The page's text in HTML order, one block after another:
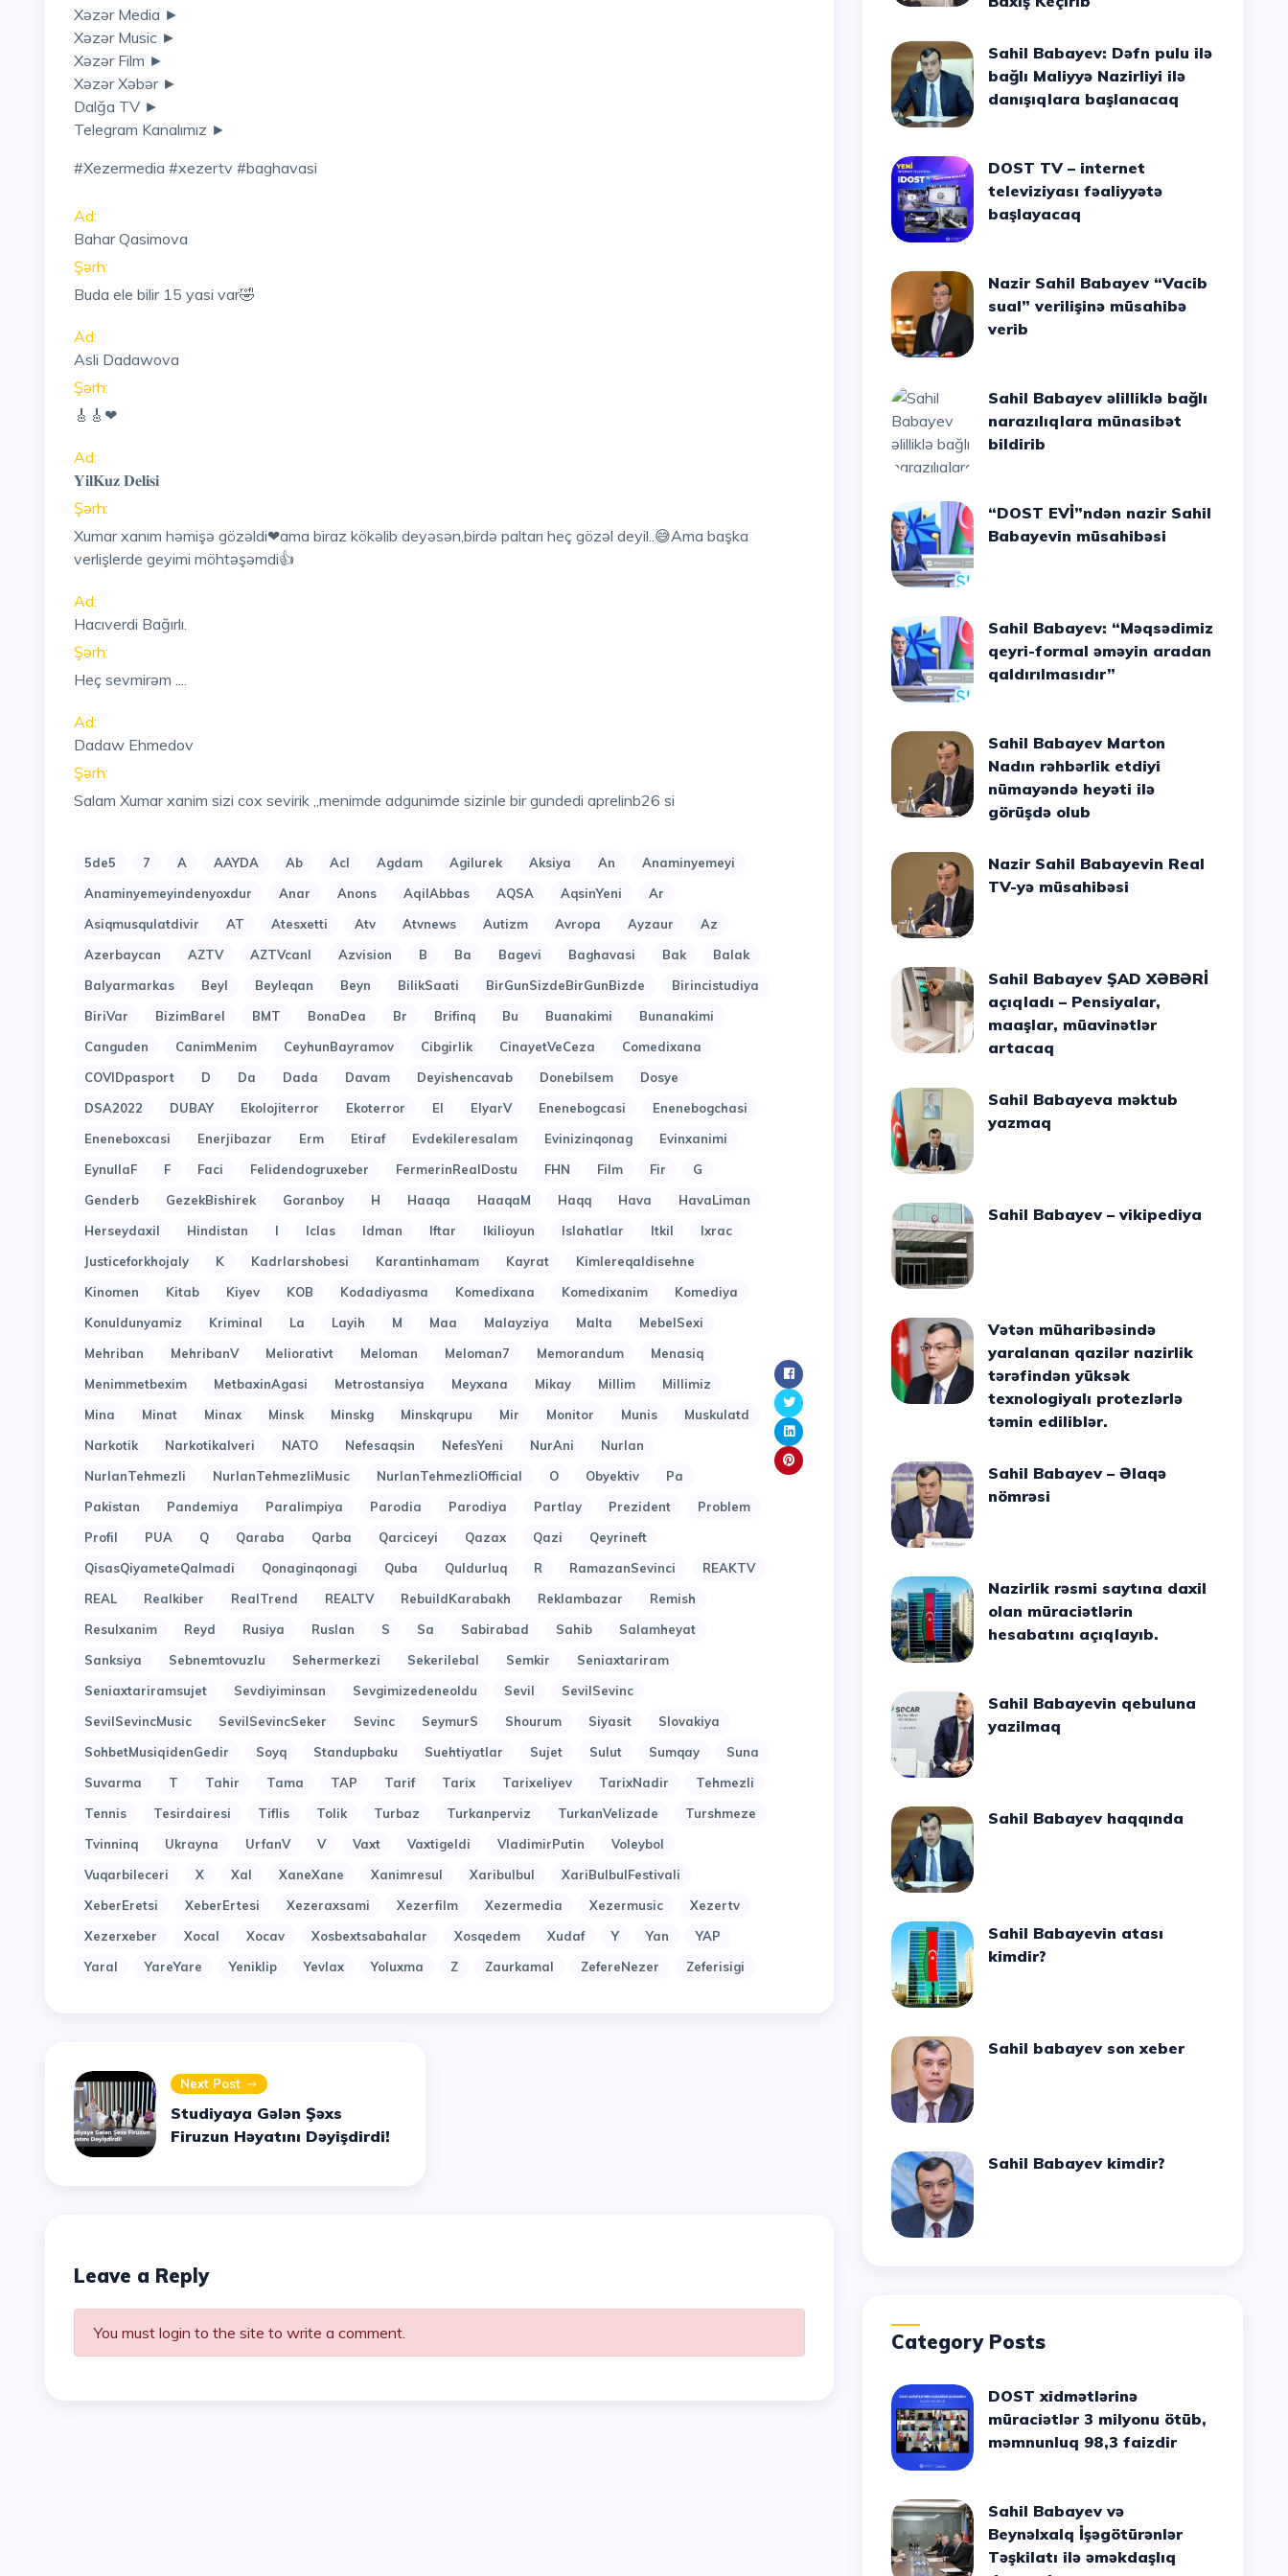
Xəzər Media ►
Xəzər Music ►
Xəzər Film ►
Xəzər Xəbər ►
Dalğa TV ►
Telegram Kanalımız ►
#xezermedia #xezertv #baghavasi
Ad:
Bahar Qasimova
Şərh:
Buda ele bilir 15 yasi var🤣
Ad:
Asli Dadawova
Şərh:
🎸🎸❤
Ad:
𝐘𝐢𝐥𝐊𝐮𝐳 𝐃𝐞𝐥𝐢𝐬𝐢
Şərh:
Xumar xanım həmişə gözəldi❤ama biraz kökəlib deyəsən,birdə paltarı heç gözəl deyil..😅Ama başka
verlişlerde geyimi möhtəşəmdi👍
Ad:
Hacıverdi Bağırlı.
Şərh:
Heç sevmirəm ....
Ad:
Dadaw Ehmedov
Şərh:
Salam Xumar xanim sizi cox sevirik ,,menimde adgunimde sizinle bir gundedi aprelinb26 si
5de5 7 A AAYDA Ab Acl Agdam Agilurek Aksiya An
Anaminyemeyi
Anaminyemeyindenyoxdur
Anar Anons AqilAbbas AQSA AqsinYeni
Ar
Asiqmusqulatdivir
AT Atesxetti Atv Atvnews Autizm Avropa Ayzaur
Az
Azerbaycan
AZTV AZTVcanl Azvision B Ba Bagevi Baghavasi Bak
Balak
Balyarmarkas
Beyl Beyleqan Beyn BilikSaati BirGunSizdeBirGunBizde
Birincistudiya
BiriVar
BizimBarel BMT BonaDea Br Brifinq Bu Buanakimi
Bunanakimi
Canguden
CanimMenim CeyhunBayramov Cibgirlik CinayetVeCeza
Comedixana
COVIDpasport
D Da Dada Davam Deyishencavab Donebilsem
Dosye
DSA2022
DUBAY Ekolojiterror Ekoterror El ElyarV Enenebogcasi
Enenebogchasi
Eneneboxcasi
Enerjibazar Erm Etiraf Evdekileresalam Evinizinqonag
Evinxanimi
EynullaF
F Faci Felidendogruxeber FermerinRealDostu FHN Film Fir
G
Genderb
GezekBishirek Goranboy H Haaqa HaaqaM Haqq Hava
HavaLiman
Herseydaxil
Hindistan I Iclas Idman Iftar Ikilioyun Islahatlar Itkil
Ixrac
Justiceforkhojaly
K Kadrlarshobesi Karantinhamam Kayrat
Kimlereqaldisehne
Kinomen
Kitab Kiyev KOB Kodadiyasma Komedixana Komedixanim
Komediya
Konuldunyamiz
Kriminal La Layih M Maa Malayziya Malta
MebelSexi
Mehriban
MehribanV Meliorativt Meloman Meloman7 Memorandum
Menasiq
Menimmetbexim
MetbaxinAgasi Metrostansiya Meyxana Mikay Millim
Millimiz
Mina
Minat Minax Minsk Minskg Minskqrupu Mir Monitor Munis
Muskulatd
Narkotik
Narkotikalveri NATO Nefesaqsin NefesYeni NurAni
Nurlan
NurlanTehmezli
NurlanTehmezliMusic NurlanTehmezliOfficial O Obyektiv
Pa
Pakistan
Pandemiya Paralimpiya Parodia Parodiya Partlay Prezident
Problem
Profil
PUA Q Qaraba Qarba Qarciceyi Qazax Qazi
Qeyrineft
QisasQiyameteQalmadi
Qonaginqonagi Quba Quldurluq R RamazanSevinci
REAKTV
REAL
Realkiber RealTrend REALTV RebuildKarabakh Reklambazar
Remish
Resulxanim
Reyd Rusiya Ruslan S Sa Sabirabad Sahib
Salamheyat
Sanksiya
Sebnemtovuzlu Sehermerkezi Sekerilebal Semkir
Seniaxtariram
Seniaxtariramsujet
Sevdiyiminsan Sevgimizedeneoldu Sevil
SevilSevinc
SevilSevincMusic
SevilSevincSeker Sevinc SeymurS Shourum Siyasit
Slovakiya
SohbetMusiqidenGedir
Soyq Standupbaku Suehtiyatlar Sujet Sulut Sumqay
Suna
Suvarma
T Tahir Tama TAP Tarif Tarix Tarixeliyev TarixNadir
Tehmezli
Tennis
Tesirdairesi Tiflis Tolik Turbaz Turkanperviz TurkanVelizade
Turshmeze
Tvinninq
Ukrayna UrfanV V Vaxt Vaxtigeldi VladimirPutin
Voleybol
Vuqarbileceri
X Xal XaneXane Xanimresul Xaribulbul
XariBulbulFestivali
XeberEretsi
XeberErtesi Xezeraxsami Xezerfilm Xezermedia Xezermusic
Xezertv
Xezerxeber
Xocal Xocav Xosbextsabahalar Xosqedem Xudaf Y Yan
YAP
Yaral
YareYare Yeniklip Yevlax Yoluxma Z Zaurkamal ZefereNezer Zeferisigi
Next Post
Studiyaya Gələn Şəxs
Firuzun Həyatını Dəyişdirdi!
Leave a Reply
You must login to the site to write a comment.
Sahil Babayev: Dəfn pulu ilə
bağlı Maliyyə Nazirliyi ilə
danışıqlara başlanacaq
DOST TV – internet
televiziyası fəaliyyətə
başlayacaq
Nazir Sahil Babayev “Vacib
sual” verilişinə müsahibə
verib
Sahil Babayev əlilliklə bağlı
narazılıqlara münasibət
bildirib
“DOST EVİ”ndən nazir Sahil
Babayevin müsahibəsi
Sahil Babayev: “Məqsədimiz
qeyri-formal əməyin aradan
qaldırılmasıdır”
Sahil Babayev Marton
Nadın rəhbərlik etdiyi
nümayəndə heyəti ilə
görüşdə olub
Nazir Sahil Babayevin Real
TV-yə müsahibəsi
Sahil Babayev ŞAD XƏBƏRİ
açıqladı – Pensiyalar,
maaşlar, müavinətlər
artacaq
Sahil Babayeva məktub
yazmaq
Sahil Babayev – vikipediya
Vətən müharibəsində
yaralanan qazilər nazirlik
tərəfindən yüksək
texnologiyalı protezlərlə
təmin ediliblər.
Sahil Babayev – Əlaqə
nömrəsi
Nazirlik rəsmi saytına daxil
olan müraciətlərin
hesabatını açıqlayıb.
Sahil Babayevin qebuluna
yazilmaq
Sahil Babayev haqqında
Sahil Babayevin atası
kimdir?
Sahil babayev son xeber
Sahil Babayev kimdir?
Category Posts
DOST xidmətlərinə
müraciətlər 3 milyonu ötüb,
məmnunluq 98,3 faizdir
Sahil Babayev və
Beynəlxalq İşəgötürənlər
Təşkilatı ilə əməkdaşlıq